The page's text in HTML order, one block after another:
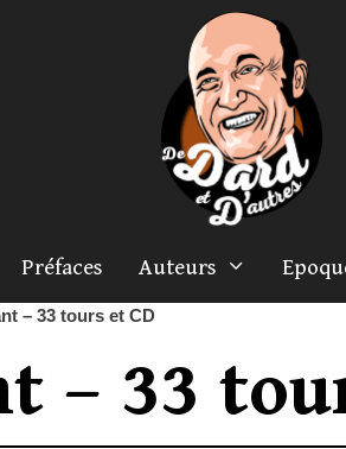
Préfaces Auteurs
– 33 tours et CD
– 33